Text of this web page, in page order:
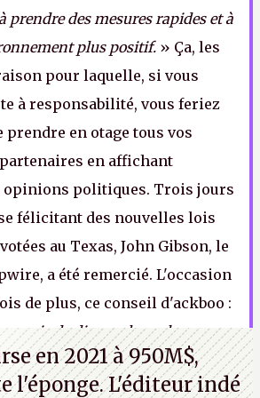
prendre des mesures rapides et à
plus positif. » Ça, les
pour laquelle, si vous
à responsabilité, vous feriez
prendre en otage tous vos
en affichant
opinions politiques. Trois jours
félicitant des nouvelles lois
au Texas, John Gibson, le
a été remercié. L'occasion
de plus, ce conseil d'ackboo :
envie de dire quelque chose sur
puis effacez avant de cliquer sur
tout le monde y gagne.»
en 2021 à 950M$,
l'éponge. L'éditeur indé